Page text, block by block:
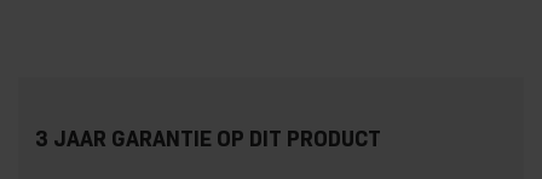
3 JAAR GARANTIE OP DIT PRODUCT